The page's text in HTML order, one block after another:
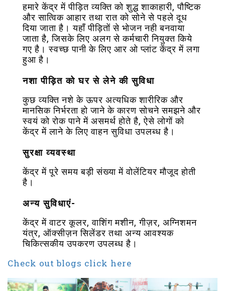
हमारे केंद्र में पीड़ित व्यक्ति को शुद्ध शाकाहारी, पौष्टिक
और सात्विक आहार तथा रात को सोने से पहले दूध
दिया जाता है। यहाँ पीड़ितों से भोजन नही बनवाया
जाता है, जिसके लिए अलग से कर्मचारी नियुक्त किये
गए है। स्वच्छ पानी के लिए आर ओ प्लांट केंद्र में लगा
हुआ है।
नशा पीड़ित को घर से लेने की सुविधा
कुछ व्यक्ति नशे के ऊपर अत्यधिक शारीरिक और
मानसिक निर्भरता हो जाने के कारण सोचने समझने और
स्वयं को रोक पाने में असमर्थ होते है, ऐसे लोगों को
केंद्र में लाने के लिए वाहन सुविधा उपलब्ध है।
सुरक्षा व्यवस्था
केंद्र में पूरे समय बड़ी संख्या में वोलेंटियर मौजूद होती
है।
अन्य सुविधाएं-
केंद्र में वाटर कूलर, वाशिंग मशीन, गीज़र, अग्निशमन
यंत्र, ऑक्सीज़न सिलेंडर तथा अन्य आवश्यक
चिकित्सकीय उपकरण उपलब्ध है।
Check out blogs click here